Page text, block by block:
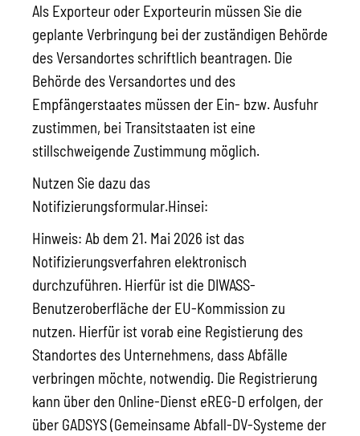
Als Exporteur oder Exporteurin müssen Sie die
geplante Verbringung bei der zuständigen Behörde
des Versandortes schriftlich beantragen. Die
Behörde des Versandortes und des
Empfängerstaates müssen der Ein- bzw. Ausfuhr
zustimmen, bei Transitstaaten ist eine
stillschweigende Zustimmung möglich.
Nutzen Sie dazu das
Notifizierungsformular.Hinsei:
Hinweis: Ab dem 21. Mai 2026 ist das
Notifizierungsverfahren elektronisch
durchzuführen. Hierfür ist die DIWASS-
Benutzeroberfläche der EU-Kommission zu
nutzen. Hierfür ist vorab eine Registierung des
Standortes des Unternehmens, dass Abfälle
verbringen möchte, notwendig. Die Registrierung
kann über den Online-Dienst eREG-D erfolgen, der
über GADSYS (Gemeinsame Abfall-DV-Systeme der